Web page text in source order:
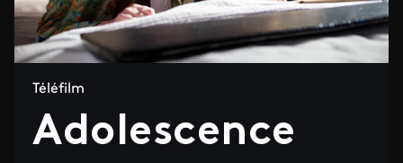
Téléfilm
Adolescence